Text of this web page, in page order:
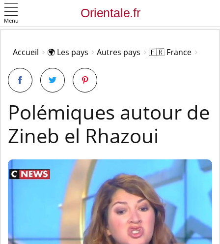
Menu
Accueil 🌍 Les pays Autres pays 🇫🇷 France
Polémiques autour de
Zineb el Rhazoui